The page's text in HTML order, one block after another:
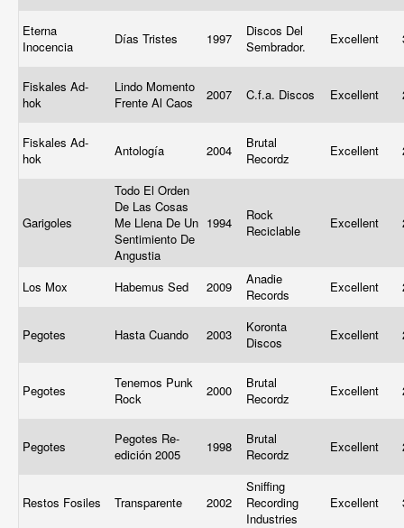
Eterna
Inocencia
Días Tristes 1997
Discos Del
Sembrador.
Excellent
Fiskales Ad-
hok
Lindo Momento
Frente Al Caos
2007 C.f.a. Discos Excellent
Fiskales Ad-
hok
Antología 2004
Brutal
Recordz
Excellent
Garigoles
Todo El Orden
De Las Cosas
Me Llena De Un
Sentimiento De
Angustia
1994
Rock
Reciclable
Excellent
Los Mox Habemus Sed 2009
Anadie
Records
Excellent
Pegotes Hasta Cuando 2003
Koronta
Discos
Excellent
Pegotes
Tenemos Punk
Rock
2000
Brutal
Recordz
Excellent
Pegotes
Pegotes Re-
edición 2005
1998
Brutal
Recordz
Excellent
Restos Fosiles Transparente 2002
Sniffing
Recording
Industries
Excellent